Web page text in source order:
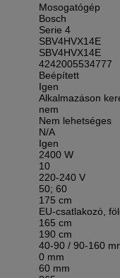
Mosogatógép
Bosch
Serie 4
SBV4HVX14E
SBV4HVX14E
4242005534777
Beépített
Igen
Alkalmazáson
nem
Nem lehetséges
N/A
Igen
2400 W
10
220-240 V
50; 60
175 cm
EU-csatlakozó,
165 cm
190 cm
40-90 / 90-160
0 mm
60 mm